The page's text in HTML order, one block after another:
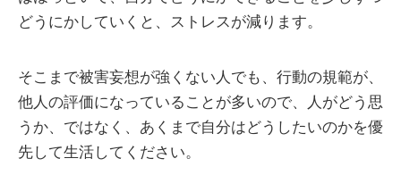
どうにかしていくと、ストレスが減ります。
そこまで被害妄想が強くない人でも、行動の規範が、
他人の評価になっていることが多いので、人がどう思
うか、ではなく、あくまで自分はどうしたいのかを優
先して生活してください。